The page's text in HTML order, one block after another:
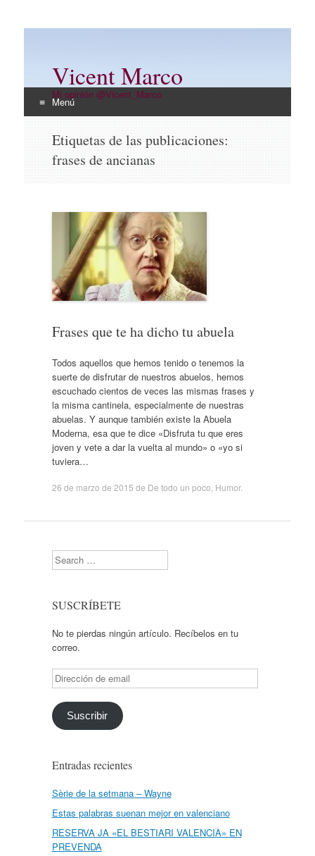
Vicent Marco
Mi opinión @Vicent_Marco
Menú
contenido
Etiquetas de las publicaciones:
frases de ancianas
Frases que te ha dicho tu abuela
Todos aquellos que hemos tenido o tenemos la
suerte de disfrutar de nuestros abuelos, hemos
escuchado cientos de veces las mismas frases y
la misma cantinela, especialmente de nuestras
abuelas. Y aunque también existe la Abuela
Moderna, esa que te dice «Disfruta tu que eres
joven y vete a dar la vuelta al mundo» o «yo si
tuviera…
26 de marzo de 2015 de De todo un poco Humor.
Search
SUSCRÍBETE
No te pierdas ningún artículo. Recíbelos en tu
correo.
Dirección
de
email
Suscribir
Entradas recientes
Sèrie de la setmana – Wayne
Estas palabras suenan mejor en valenciano
RESERVA JA «EL BESTIARI VALENCIÀ» EN
PREVENDA